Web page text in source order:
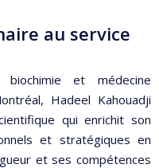
au service
biochimie et médecine
Hadeel Kahouadji
qui enrichit son
et stratégiques en
et ses compétences